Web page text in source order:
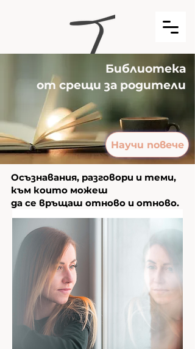
Библиотека
от срещи за родители
Научи повече
Осъзнавания, разговори и теми,
към които можеш
да се връщаш отново и отново.